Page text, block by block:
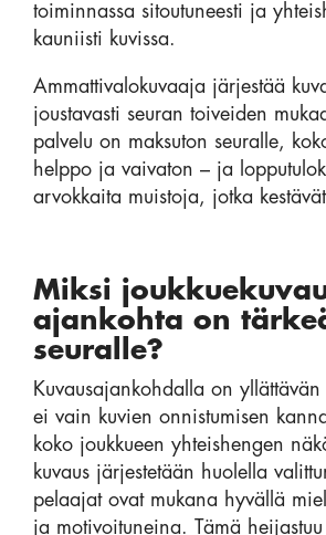
toiminnassa sitoutuneesti ja
kauniisti kuvissa.
Ammattivalokuvaaja järjestää
joustavasti seuran toiveiden
palvelu on maksuton seuralle,
helppo ja vaivaton – ja
arvokkaita muistoja, jotka
Miksi
ajankohta on
seuralle?
Kuvausajankohdalla on yllättävän
ei vain kuvien onnistumisen
koko joukkueen yhteishengen
kuvaus järjestetään huolella
pelaajat ovat mukana hyvällä
ja motivoituneina. Tämä